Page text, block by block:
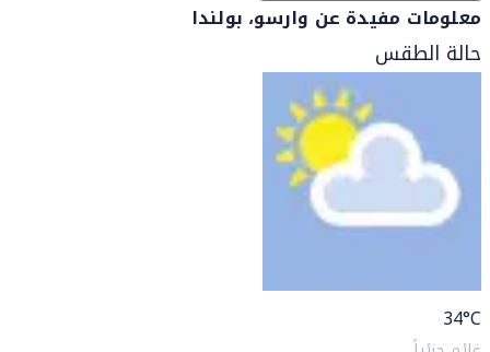
معلومات مفيدة عن وارسو، بولندا
حالة الطقس
34°C